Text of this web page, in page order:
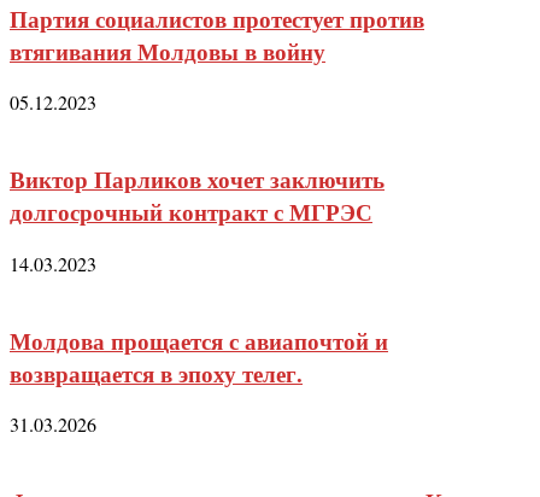
Партия социалистов протестует против
втягивания Молдовы в войну
05.12.2023
Виктор Парликов хочет заключить
долгосрочный контракт с МГРЭС
14.03.2023
Молдова прощается с авиапочтой и
возвращается в эпоху телег.
31.03.2026